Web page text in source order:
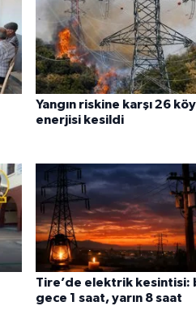
Yangın riskine karşı 26
enerjisi kesildi
Tire’de elektrik kesintisi:
gece 1 saat, yarın 8 saat